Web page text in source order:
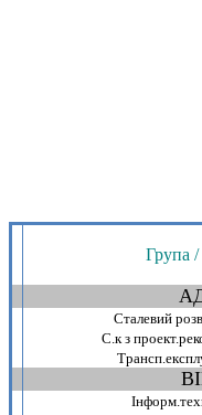
Група
Сталевий
С.к з